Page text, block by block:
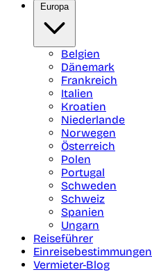
Europa
Belgien
Dänemark
Frankreich
Italien
Kroatien
Niederlande
Norwegen
Österreich
Polen
Portugal
Schweden
Schweiz
Spanien
Ungarn
Reiseführer
Einreisebestimmungen
Vermieter-Blog